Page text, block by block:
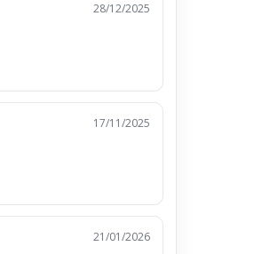
28/12/2025
17/11/2025
21/01/2026